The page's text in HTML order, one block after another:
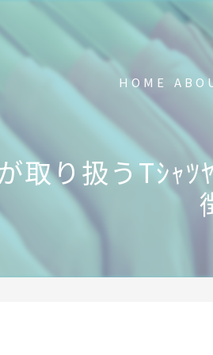
HOME
新品
FAQ
事業
取り扱うTｼｬ